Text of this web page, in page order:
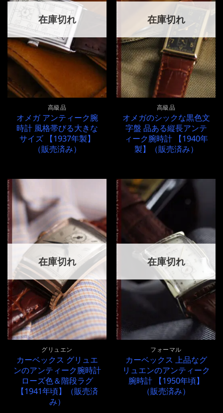
在庫切れ
高級品
オメガ アンティーク腕
時計 風格帯びる大きな
サイズ 【1937年製】
（販売済み）
在庫切れ
高級品
オメガのシックな黒色文
字盤 品ある縦長アンテ
ィーク腕時計 【1940年
製】（販売済み）
在庫切れ
グリュエン
カーベックス グリュエ
ンのアンティーク腕時計
ローズ色＆階段ラグ
【1941年頃】（販売済
み）
在庫切れ
フォーマル
カーベックス 上品なグ
リュエンのアンティーク
腕時計 【1950年頃】
（販売済み）